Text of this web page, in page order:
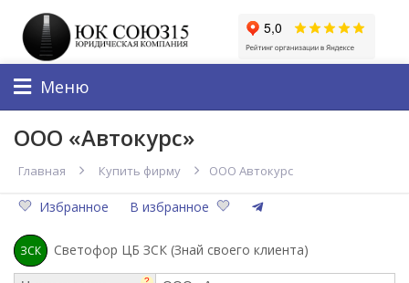
Меню
ООО «Автокурс»
Главная Купить фирму ООО Автокурс
Избранное В избранное
ЗСК Светофор ЦБ ЗСК (Знай своего клиента)
?